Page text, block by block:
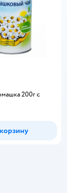
200г с